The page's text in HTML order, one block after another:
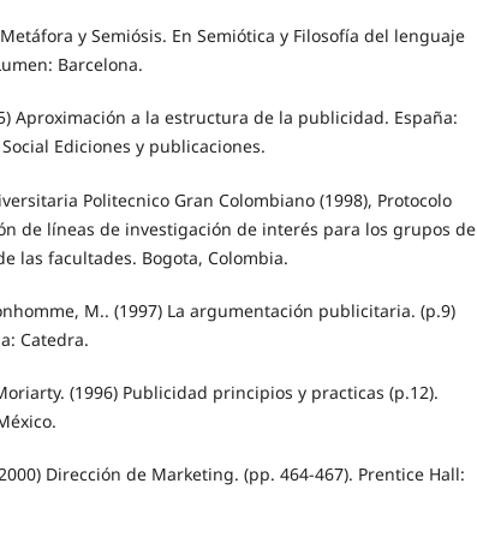
Metáfora y Semiósis. En Semiótica y Filosofía del lenguaje
Barcelona.
Aproximación a la estructura de la publicidad. España:
Ediciones y publicaciones.
Politecnico Gran Colombiano (1998), Protocolo
de líneas de investigación de interés para los grupos de
las facultades. Bogota, Colombia.
M.. (1997) La argumentación publicitaria. (p.9)
Catedra.
(1996) Publicidad principios y practicas (p.12).
Dirección de Marketing. (pp. 464-467). Prentice Hall: